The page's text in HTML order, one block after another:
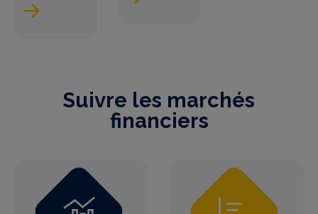
Suivre les marchés
financiers